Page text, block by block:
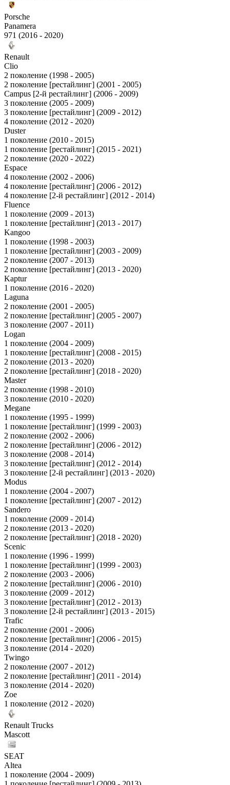
Porsche
Panamera
971 (2016 - 2020)
Renault
Clio
2 поколение (1998 - 2005)
2 поколение [рестайлинг] (2001 - 2005)
Campus [2-й рестайлинг] (2006 - 2009)
3 поколение (2005 - 2009)
3 поколение [рестайлинг] (2009 - 2012)
4 поколение (2012 - 2020)
Duster
1 поколение (2010 - 2015)
1 поколение [рестайлинг] (2015 - 2021)
2 поколение (2020 - 2022)
Espace
4 поколение (2002 - 2006)
4 поколение [рестайлинг] (2006 - 2012)
4 поколение [2-й рестайлинг] (2012 - 2014)
Fluence
1 поколение (2009 - 2013)
1 поколение [рестайлинг] (2013 - 2017)
Kangoo
1 поколение (1998 - 2003)
1 поколение [рестайлинг] (2003 - 2009)
2 поколение (2007 - 2013)
2 поколение [рестайлинг] (2013 - 2020)
Kaptur
1 поколение (2016 - 2020)
Laguna
2 поколение (2001 - 2005)
2 поколение [рестайлинг] (2005 - 2007)
3 поколение (2007 - 2011)
Logan
1 поколение (2004 - 2009)
1 поколение [рестайлинг] (2008 - 2015)
2 поколение (2013 - 2020)
2 поколение [рестайлинг] (2018 - 2020)
Master
2 поколение (1998 - 2010)
3 поколение (2010 - 2020)
Megane
1 поколение (1995 - 1999)
1 поколение [рестайлинг] (1999 - 2003)
2 поколение (2002 - 2006)
2 поколение [рестайлинг] (2006 - 2012)
3 поколение (2008 - 2014)
3 поколение [рестайлинг] (2012 - 2014)
3 поколение [2-й рестайлинг] (2013 - 2020)
Modus
1 поколение (2004 - 2007)
1 поколение [рестайлинг] (2007 - 2012)
Sandero
1 поколение (2009 - 2014)
2 поколение (2013 - 2020)
2 поколение [рестайлинг] (2018 - 2020)
Scenic
1 поколение (1996 - 1999)
1 поколение [рестайлинг] (1999 - 2003)
2 поколение (2003 - 2006)
2 поколение [рестайлинг] (2006 - 2010)
3 поколение (2009 - 2012)
3 поколение [рестайлинг] (2012 - 2013)
3 поколение [2-й рестайлинг] (2013 - 2015)
Trafic
2 поколение (2001 - 2006)
2 поколение [рестайлинг] (2006 - 2015)
3 поколение (2014 - 2020)
Twingo
2 поколение (2007 - 2012)
2 поколение [рестайлинг] (2011 - 2014)
3 поколение (2014 - 2020)
Zoe
1 поколение (2012 - 2020)
Renault Trucks
Mascott
SEAT
Altea
1 поколение (2004 - 2009)